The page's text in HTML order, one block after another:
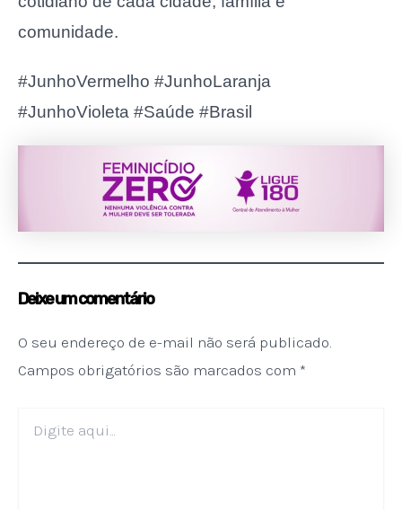
comunidade.
#JunhoVermelho #JunhoLaranja
#JunhoVioleta #Saúde #Brasil
Deixe um comentário
O seu endereço de e-mail não será publicado.
Campos obrigatórios são marcados com *
aqui...